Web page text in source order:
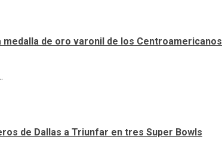
medalla de oro varonil de los Centroamericanos
de Dallas a Triunfar en tres Super Bowls